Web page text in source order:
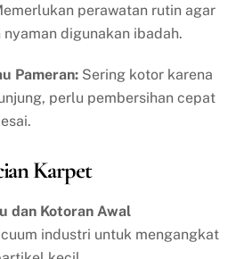
perawatan rutin agar
digunakan ibadah.
Pameran: Sering kotor karena
perlu pembersihan cepat
Karpet
dan Kotoran Awal
industri untuk mengangkat